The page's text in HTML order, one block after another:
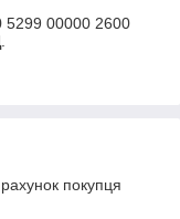
5299 00000 2600
покупця